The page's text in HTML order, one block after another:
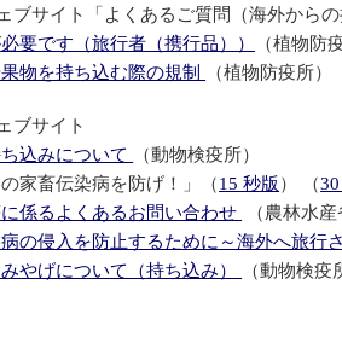
ブサイト「よくあるご質問（海外からの
要です（旅行者（携行品））
（植物防
物を持ち込む際の規制
（植物防疫所）
ブサイト
込みについて
（動物検疫所）
家畜伝染病を防げ！」（15 秒版 ） （
係るよくあるお問い合わせ
（農林水産
の侵入を防止するために～海外へ旅行
やげについて（持ち込み）
（動物検疫